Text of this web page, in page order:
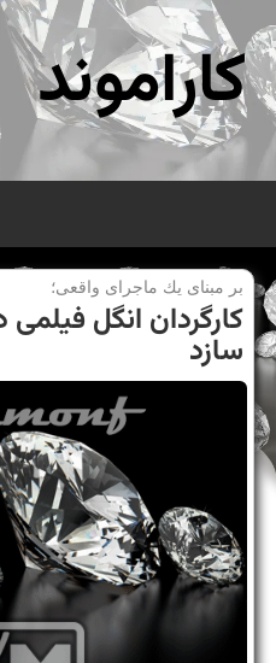
کاراموند
بر مبنای یك ماجرای واقعی؛
كارگردان انگل فیلمی
سازد